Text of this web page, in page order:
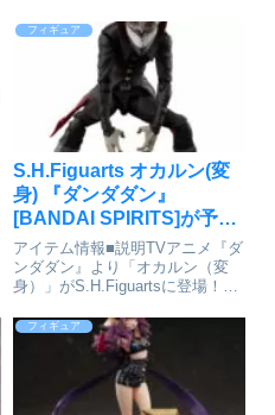
BOX／6個入り■サイズ全高約
90mm※サイズは種類によって異
なります。銀魂_PalVerse【コン
プリートBOX／6個...
フィギュア
S.H.Figuarts オカルン(変
身) 『ダンダダン』
[BANDAI SPIRITS]が予約
受付中
アイテム情報■説明TVアニメ『ダ
ンダダン』より「オカルン（変
身）」がS.H.Figuartsに登場！TV
る、「オカルン」の変身姿が立体
化。超スピードで繰り広げられる
アクションシーンに対応した圧倒
的な可動域で、ダイ...
フィギュア